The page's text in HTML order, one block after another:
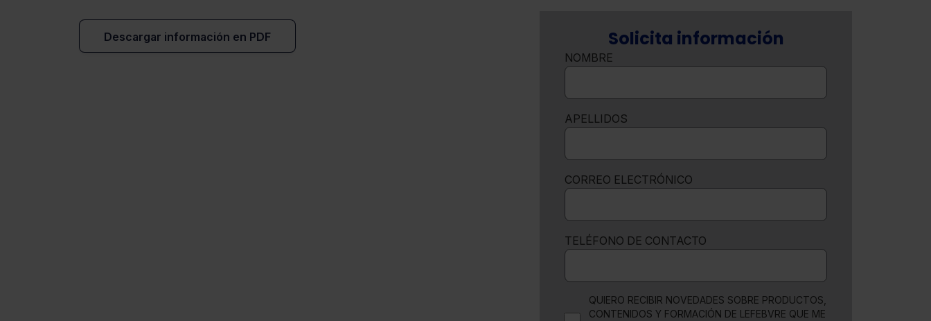
Descargar información en PDF Solicita información
NOMBRE
APELLIDOS
CORREO ELECTRÓNICO
TELÉFONO DE CONTACTO
QUIERO RECIBIR NOVEDADES SOBRE PRODUCTOS,
CONTENIDOS Y FORMACIÓN DE LEFEBVRE QUE ME